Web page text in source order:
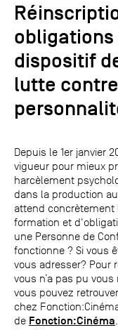
obligations
dispositif
lutte
Depuis le 1er janvier
vigueur pour mieux
harcèlement
dans la production
attend concrètement
formation et
une Personne de
fonctionne ? Si vous
vous adresser? Pour
vous n’a pas pu
vous pouvez
chez
de Fonction:Cinéma